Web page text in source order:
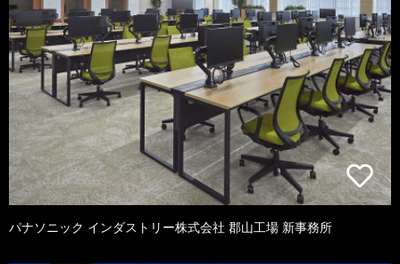
パナソニック インダストリー株式会社 郡山工場 新事務所